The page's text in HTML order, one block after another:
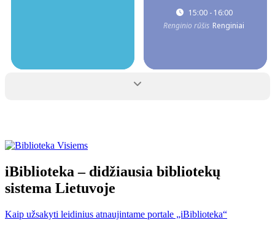
15:00 - 16:00
Renginio rūšis Renginiai
iBiblioteka – didžiausia bibliotekų
sistema Lietuvoje
Kaip užsakyti leidinius atnaujintame portale „iBiblioteka“